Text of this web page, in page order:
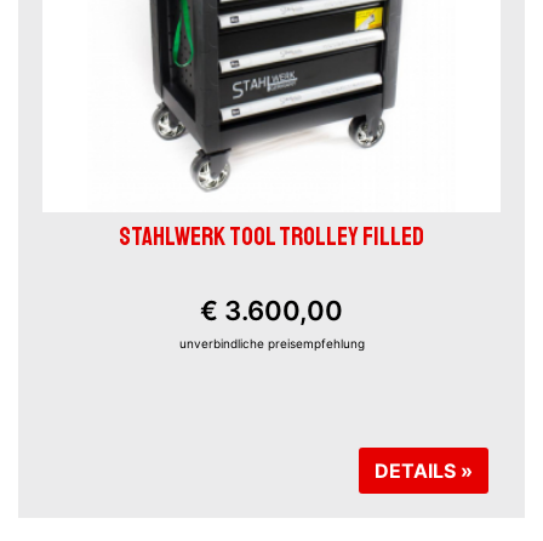
STAHLWERK TOOL TROLLEY FILLED
€ 3.600,00
unverbindliche preisempfehlung
DETAILS »